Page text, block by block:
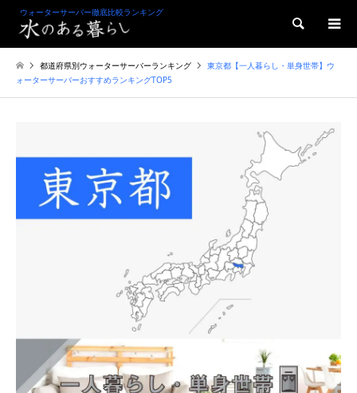
ウォーターサーバー徹底比較ランキング
検索
都道府県別ウォーターサーバーランキング
東京都【一人暮らし・単身世帯】ウ
ォーターサーバーおすすめランキングTOP5